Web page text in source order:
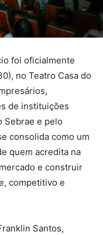
foi oficialmente
no Teatro Casa do
de instituições
Sebrae e pelo
consolida como um
quem acredita na
e construir
competitivo e
Santos,